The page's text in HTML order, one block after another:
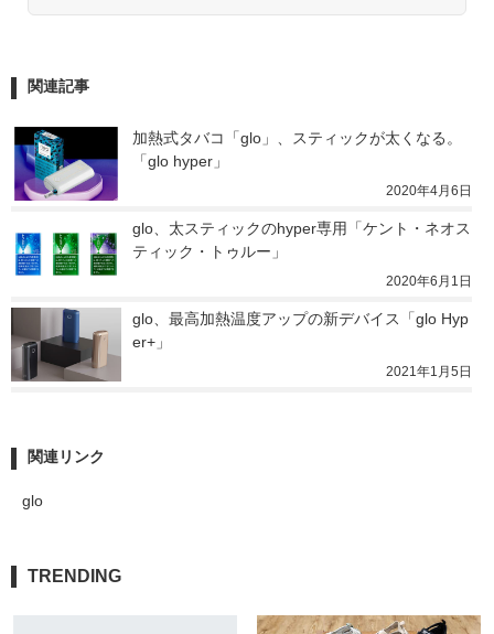
関連記事
加熱式タバコ「glo」、スティックが太くなる。
「glo hyper」
2020年4月6日
glo、太スティックのhyper専用「ケント・ネオス
ティック・トゥルー」
2020年6月1日
glo、最高加熱温度アップの新デバイス「glo Hyp
er+」
2021年1月5日
関連リンク
glo
TRENDING